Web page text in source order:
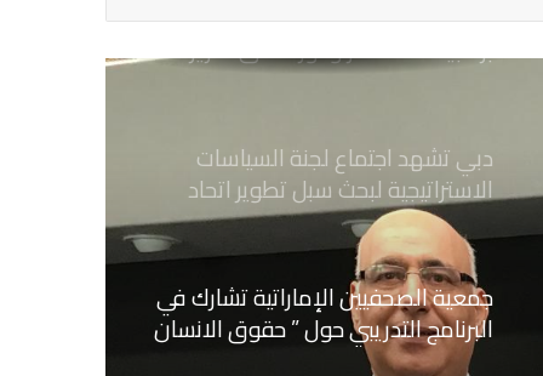
دبي تشهد اجتماع لجنة السياسات
الاستراتيجية لبحث سبل تطوير اتحاد
جمعية الصحفيين الإماراتية تشارك في
البرنامج التدريبي حول ” حقوق الانسان
وريادة الاعمال ” بإيطاليا
المجلس الأعلى للإعلام المصري ينعي
مكرم جاد الكريم مصور «حرب أكتوبر»